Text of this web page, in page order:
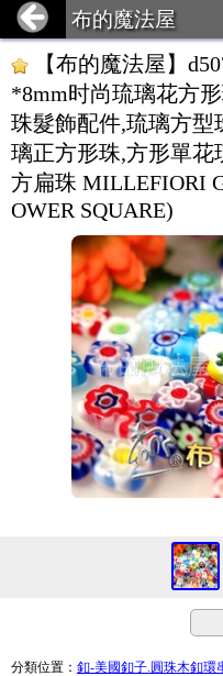
布的魔法屋
【布的魔法屋】
*8mm时尚琉璃花方
珠髮飾配件,琉璃方型
璃正方形珠,方形單花
方扁珠 MILLEFIORI
OWER SQUARE)
分類位置 ： 釦-美國釦子.圓珠木釦環